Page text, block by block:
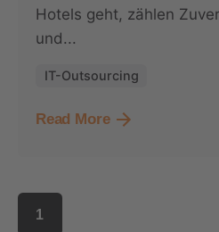
Hotels geht, zählen
und...
IT-Outsourcing
Read More
1